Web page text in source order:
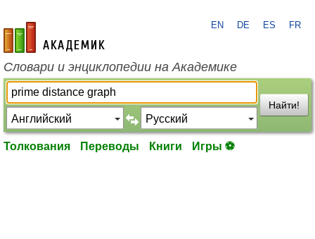
academic.ru
EN DE ES FR
Словари и энциклопедии на Академике
Найти!
Толкования Переводы Книги Игры ⚽